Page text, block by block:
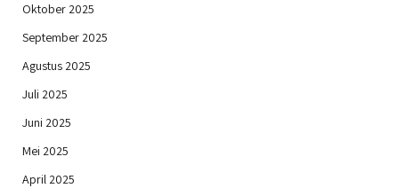
Oktober 2025
September 2025
Agustus 2025
Juli 2025
Juni 2025
Mei 2025
April 2025